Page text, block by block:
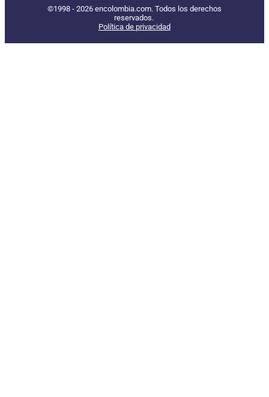
©1998 - 2026 encolombia.com. Todos los derechos
reservados.
Política de privacidad